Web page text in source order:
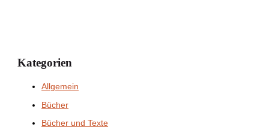
Kategorien
Allgemein
Bücher
Bücher und Texte